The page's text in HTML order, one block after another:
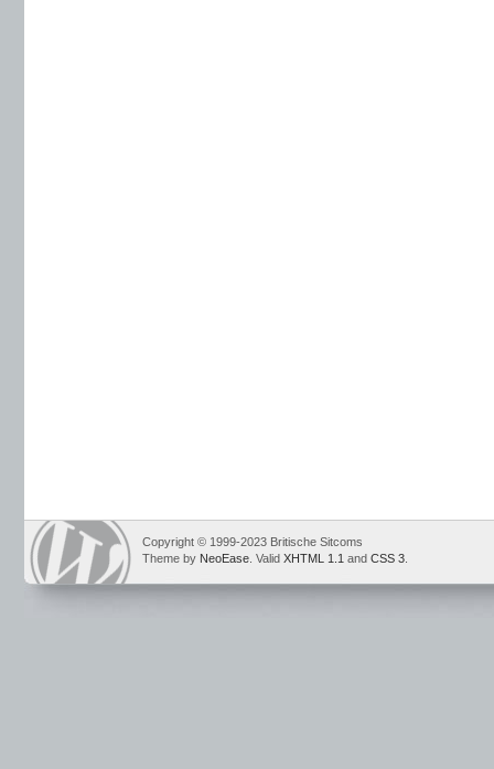
Copyright © 1999-2023 Britische Sitcoms
Theme by NeoEase . Valid XHTML 1.1 and CSS 3